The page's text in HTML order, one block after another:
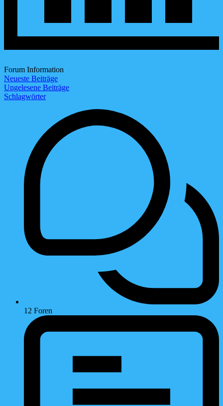
Forum Information
Neueste Beiträge
Ungelesene Beiträge
Schlagwörter
12 Foren